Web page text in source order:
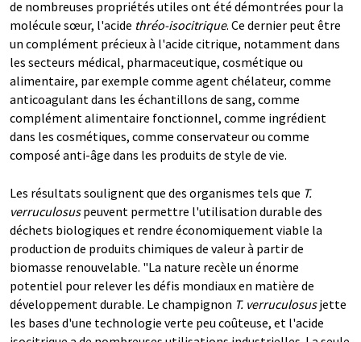
de nombreuses propriétés utiles ont été démontrées pour la
molécule sœur, l'acide thréo-isocitrique. Ce dernier peut être
un complément précieux à l'acide citrique, notamment dans
les secteurs médical, pharmaceutique, cosmétique ou
alimentaire, par exemple comme agent chélateur, comme
anticoagulant dans les échantillons de sang, comme
complément alimentaire fonctionnel, comme ingrédient
dans les cosmétiques, comme conservateur ou comme
composé anti-âge dans les produits de style de vie.
Les résultats soulignent que des organismes tels que T.
verruculosuspeuvent permettre l'utilisation durable des
déchets biologiques et rendre économiquement viable la
production de produits chimiques de valeur à partir de
biomasse renouvelable. "La nature recèle un énorme
potentiel pour relever les défis mondiaux en matière de
développement durable. Le champignon T. verruculosusjette
les bases d'une technologie verte peu coûteuse, et l'acide